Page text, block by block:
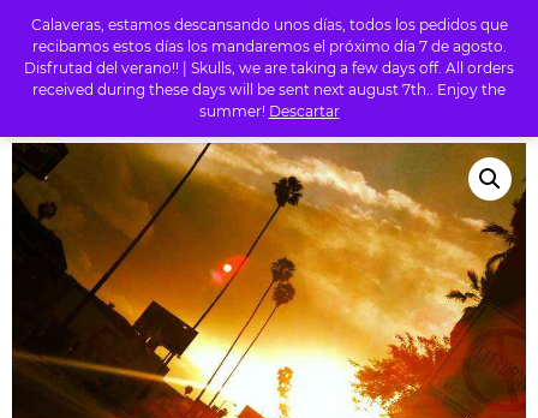
Calaveras, estamos descansando unos días, todos los pedidos que
recibamos estos días los mandaremos el próximo día 7 de agosto.
Disfrutad del verano!! | Skulls, we are taking a few days off. All orders
received during these days will be sent next august 7th.. Enjoy the
summer! Descartar
0
ROCK/ NOTHINK – LET ME GO (SINGLE)